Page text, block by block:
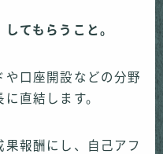
てもらうこと。
口座開設などの分野
直結します。
報酬にし、自己アフ